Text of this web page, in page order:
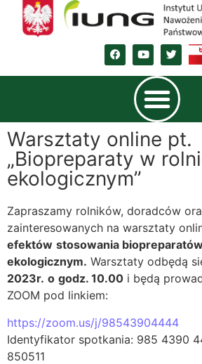
Warsztaty online pt.
„Biopreparaty w
ekologicznym”
Zapraszamy rolników, doradców
zainteresowanych na warsztaty
efektów stosowania
ekologicznym. Warsztaty odbędą
2023r. o godz. 10.00 i będą
ZOOM pod linkiem:
https://zoom.us/j/98543904444
Identyfikator spotkania: 985 4390
850511